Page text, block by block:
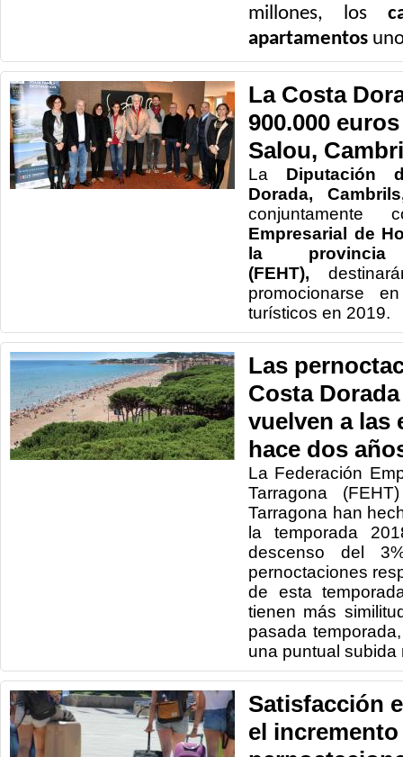
millones, los
apartamentos
La Costa
900.000
Salou,
La Diputación
Dorada,
Empresarial de
la
(FEHT),
promocionarse
turísticos en 2019.
Las
Costa
vuelven a las
hace dos
La Federación
Tarragona
Tarragona han
la temporada
descenso del
pernoctaciones
de esta
tienen más
pasada
una puntual subida
Satisfacción
el